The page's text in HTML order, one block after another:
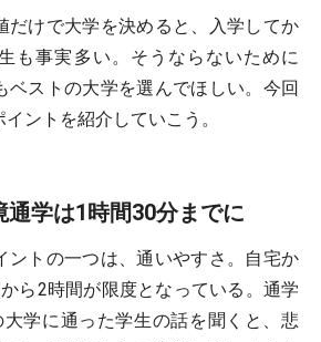
だけで大学を決めると、入学してか
も事実多い。そうならないために
ベストの大学を選んでほしい。今回
ントを紹介していこう。
通学は1時間30分までに
ントの一つは、通いやすさ。自宅か
ら2時間が限度となっている。通学
学に通った学生の話を聞くと、悲